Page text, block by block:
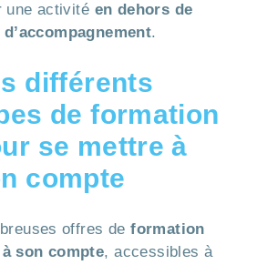
une activité en dehors de
.
différents
de formation
se mettre à
compte
offres deformation
son compte, accessibles à